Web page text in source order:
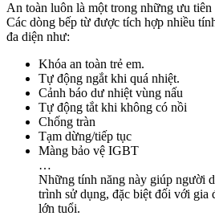
An toàn luôn là một trong những ưu
Các dòng bếp từ được tích hợp nhiều
đa diện như:
Khóa an toàn trẻ em.
Tự động ngắt khi quá nhiệt.
Cảnh báo dư nhiệt vùng nấu
Tự động tắt khi không có nồi
Chống tràn
Tạm dừng/tiếp tục
Màng bảo vệ IGBT
…
Những tính năng này giúp người
trình sử dụng, đặc biệt đối với gia
lớn tuổi.